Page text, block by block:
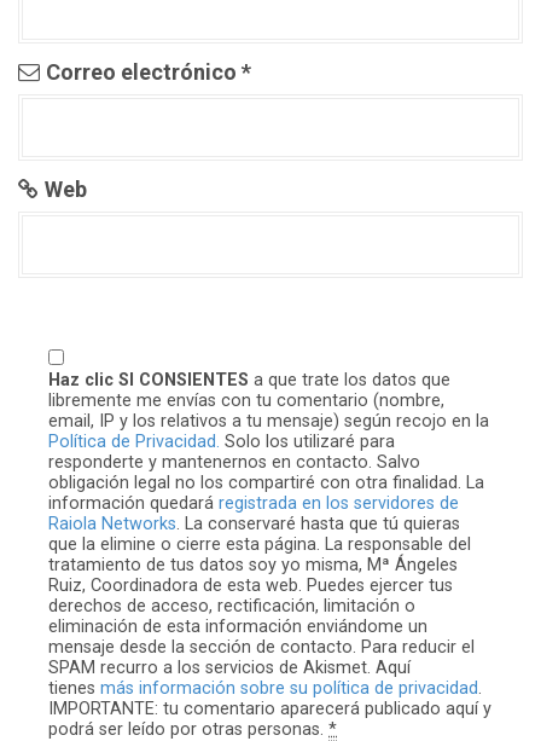
Correo electrónico *
Web
Haz clic SI CONSIENTES a que trate los datos que
libremente me envías con tu comentario (nombre,
email, IP y los relativos a tu mensaje) según recojo en la
Política de Privacidad. Solo los utilizaré para
responderte y mantenernos en contacto. Salvo
obligación legal no los compartiré con otra finalidad. La
información quedará registrada en los servidores de
Raiola Networks. La conservaré hasta que tú quieras
que la elimine o cierre esta página. La responsable del
tratamiento de tus datos soy yo misma, Mª Ángeles
Ruiz, Coordinadora de esta web. Puedes ejercer tus
derechos de acceso, rectificación, limitación o
eliminación de esta información enviándome un
mensaje desde la sección de contacto. Para reducir el
SPAM recurro a los servicios de Akismet. Aquí
tienes más información sobre su política de privacidad.
IMPORTANTE: tu comentario aparecerá publicado aquí y
podrá ser leído por otras personas. *